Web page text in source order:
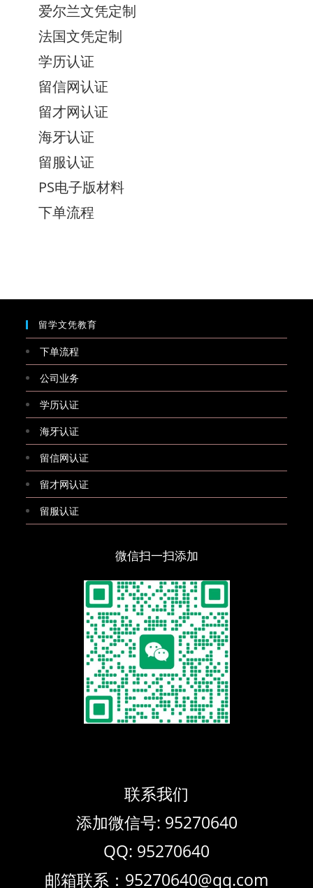
爱尔兰文凭定制
法国文凭定制
学历认证
留信网认证
留才网认证
海牙认证
留服认证
PS电子版材料
下单流程
留学文凭教育
下单流程
公司业务
学历认证
海牙认证
留信网认证
留才网认证
留服认证
微信扫一扫添加
联系我们
添加微信号: 95270640
QQ: 95270640
邮箱联系：95270640@qq.com